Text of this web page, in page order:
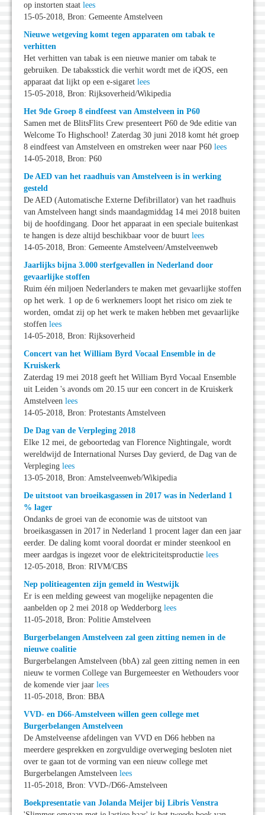
op instorten staat lees
15-05-2018, Bron: Gemeente Amstelveen
Nieuwe wetgeving komt tegen apparaten om tabak te
verhitten
Het verhitten van tabak is een nieuwe manier om tabak te
gebruiken. De tabaksstick die verhit wordt met de iQOS, een
apparaat dat lijkt op een e-sigaret lees
15-05-2018, Bron: Rijksoverheid/Wikipedia
Het 9de Groep 8 eindfeest van Amstelveen in P60
Samen met de BlitsFlits Crew presenteert P60 de 9de editie van
Welcome To Highschool! Zaterdag 30 juni 2018 komt hét groep
8 eindfeest van Amstelveen en omstreken weer naar P60 lees
14-05-2018, Bron: P60
De AED van het raadhuis van Amstelveen is in werking
gesteld
De AED (Automatische Externe Defibrillator) van het raadhuis
van Amstelveen hangt sinds maandagmiddag 14 mei 2018 buiten
bij de hoofdingang. Door het apparaat in een speciale buitenkast
te hangen is deze altijd beschikbaar voor de buurt lees
14-05-2018, Bron: Gemeente Amstelveen/Amstelveenweb
Jaarlijks bijna 3.000 sterfgevallen in Nederland door
gevaarlijke stoffen
Ruim één miljoen Nederlanders te maken met gevaarlijke stoffen
op het werk. 1 op de 6 werknemers loopt het risico om ziek te
worden, omdat zij op het werk te maken hebben met gevaarlijke
stoffen lees
14-05-2018, Bron: Rijksoverheid
Concert van het William Byrd Vocaal Ensemble in de
Kruiskerk
Zaterdag 19 mei 2018 geeft het William Byrd Vocaal Ensemble
uit Leiden 's avonds om 20.15 uur een concert in de Kruiskerk
Amstelveen lees
14-05-2018, Bron: Protestants Amstelveen
De Dag van de Verpleging 2018
Elke 12 mei, de geboortedag van Florence Nightingale, wordt
wereldwijd de International Nurses Day gevierd, de Dag van de
Verpleging lees
13-05-2018, Bron: Amstelveenweb/Wikipedia
De uitstoot van broeikasgassen in 2017 was in Nederland 1
% lager
Ondanks de groei van de economie was de uitstoot van
broeikasgassen in 2017 in Nederland 1 procent lager dan een jaar
eerder. De daling komt vooral doordat er minder steenkool en
meer aardgas is ingezet voor de elektriciteitsproductie lees
12-05-2018, Bron: RIVM/CBS
Nep politieagenten zijn gemeld in Westwijk
Er is een melding geweest van mogelijke nepagenten die
aanbelden op 2 mei 2018 op Wedderborg lees
11-05-2018, Bron: Politie Amstelveen
Burgerbelangen Amstelveen zal geen zitting nemen in de
nieuwe coalitie
Burgerbelangen Amstelveen (bbA) zal geen zitting nemen in een
nieuw te vormen College van Burgemeester en Wethouders voor
de komende vier jaar lees
11-05-2018, Bron: BBA
VVD- en D66-Amstelveen willen geen college met
Burgerbelangen Amstelveen
De Amstelveense afdelingen van VVD en D66 hebben na
meerdere gesprekken en zorgvuldige overweging besloten niet
over te gaan tot de vorming van een nieuw college met
Burgerbelangen Amstelveen lees
11-05-2018, Bron: VVD-/D66-Amstelveen
Boekpresentatie van Jolanda Meijer bij Libris Venstra